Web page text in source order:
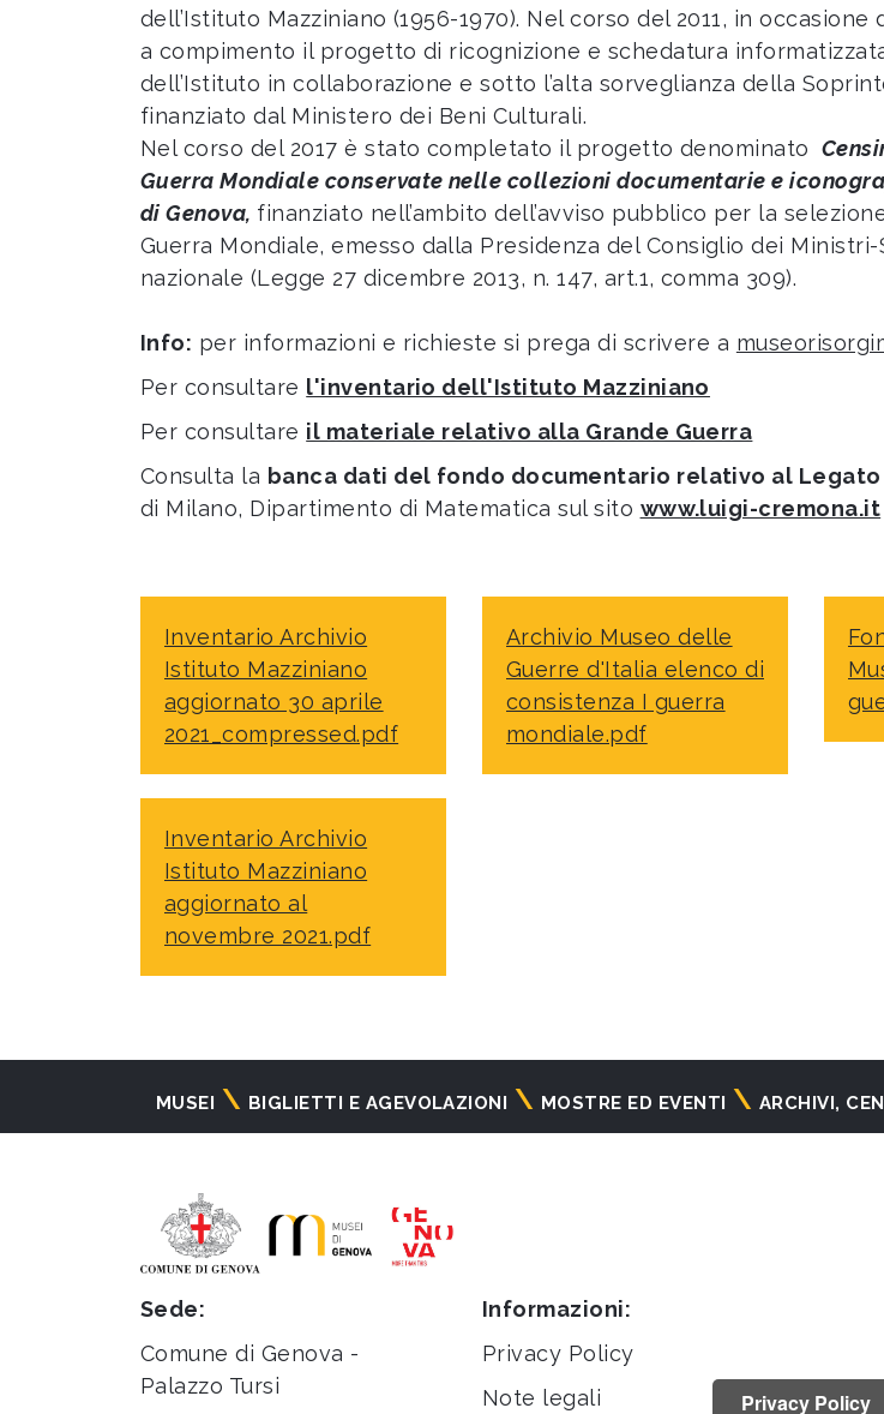
dell’Istituto Mazziniano (1956-1970). Nel corso del 2011, in
a compimento il progetto di ricognizione e schedatura
dell’Istituto in collaborazione e sotto l’alta sorveglianza della
finanziato dal Ministero dei Beni Culturali.
Nel corso del 2017 è stato completato il progetto denominato
Guerra Mondiale conservate nelle collezioni documentarie e
di Genova, finanziato nell’ambito dell’avviso pubblico per la
Guerra Mondiale, emesso dalla Presidenza del Consiglio dei
nazionale (Legge 27 dicembre 2013, n. 147, art.1, comma 309).
Info: per informazioni e richieste si prega di scrivere a
Per consultare l'inventario dell'Istituto Mazziniano
Per consultare il materiale relativo alla Grande Guerra
Consulta la banca dati del fondo documentario relativo al
di Milano, Dipartimento di Matematica sul sito www.luigi-cremona.it
Inventario Archivio
Istituto Mazziniano
aggiornato 30 aprile
2021_compressed.pdf
Archivio Museo delle
Guerre d'Italia elenco di
consistenza I guerra
mondiale.pdf
Inventario Archivio
Istituto Mazziniano
aggiornato al
novembre 2021.pdf
Navigazione
MUSEI BIGLIETTI E AGEVOLAZIONI MOSTRE ED EVENTI ARCHIVI,
Sede:
Comune di Genova -
Palazzo Tursi
Informazioni:
Privacy Policy
Note legali
Privacy Policy